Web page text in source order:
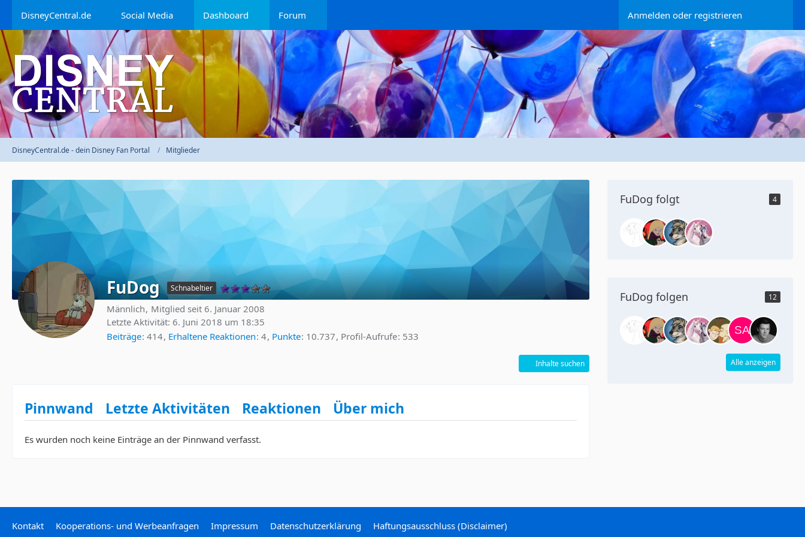
DisneyCentral.de Social Media Dashboard Forum Anmelden oder registrieren
DisneyCentral.de - dein Disney Fan Portal Mitglieder
FuDog Schnabeltier
Männlich Mitglied seit 6. Januar 2008
Letzte Aktivität: 6. Juni 2018 um 18:35
Beiträge 414 Erhaltene Reaktionen 4 Punkte 10.737 Profil-Aufrufe 533
Inhalte suchen
Pinnwand Letzte Aktivitäten Reaktionen Über mich
Es wurden noch keine Einträge an der Pinnwand verfasst.
FuDog folgt 4
FuDog folgen 12
Alle anzeigen
Kontakt Kooperations- und Werbeanfragen Impressum Datenschutzerklärung Haftungsausschluss (Disclaimer)